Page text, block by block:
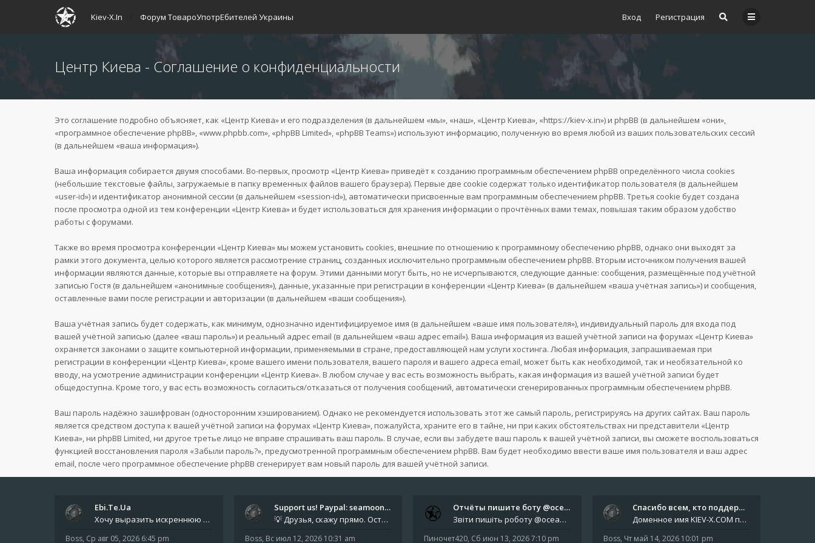
Вход Регистрация
Kiev-X.In Форум ТовароУпотрЕбителей Украины
Центр Киева - Соглашение о конфиденциальности
Это соглашение подробно объясняет, как «Центр Киева» и его подразделения (в дальнейшем «мы», «наш», «Центр Киева», «https://kiev-x.in») и phpBB (в дальнейшем «они»,
«программное обеспечение phpBB», «www.phpbb.com», «phpBB Limited», «phpBB Teams») используют информацию, полученную во время любой из ваших пользовательских сессий
(в дальнейшем «ваша информация»).
Ваша информация собирается двумя способами. Во-первых, просмотр «Центр Киева» приведёт к созданию программным обеспечением phpBB определённого числа cookies
(небольшие текстовые файлы, загружаемые в папку временных файлов вашего браузера). Первые две cookie содержат только идентификатор пользователя (в дальнейшем
«user-id») и идентификатор анонимной сессии (в дальнейшем «session-id»), автоматически присвоенные вам программным обеспечением phpBB. Третья cookie будет создана
после просмотра одной из тем конференции «Центр Киева» и будет использоваться для хранения информации о прочтённых вами темах, повышая таким образом удобство
работы с форумами.
Также во время просмотра конференции «Центр Киева» мы можем установить cookies, внешние по отношению к программному обеспечению phpBB, однако они выходят за
рамки этого документа, целью которого является рассмотрение страниц, созданных исключительно программным обеспечением phpBB. Вторым источником получения вашей
информации являются данные, которые вы отправляете на форум. Этими данными могут быть, но не исчерпываются, следующие данные: сообщения, размещённые под учётной
записью Гостя (в дальнейшем «анонимные сообщения»), данные, указанные при регистрации в конференции «Центр Киева» (в дальнейшем «ваша учётная запись») и сообщения,
оставленные вами после регистрации и авторизации (в дальнейшем «ваши сообщения»).
Ваша учётная запись будет содержать, как минимум, однозначно идентифицируемое имя (в дальнейшем «ваше имя пользователя»), индивидуальный пароль для входа под
вашей учётной записью (далее «ваш пароль») и реальный адрес email (в дальнейшем «ваш адрес email»). Ваша информация из вашей учётной записи на форумах «Центр Киева»
охраняется законами о защите компьютерной информации, применяемыми в стране, предоставляющей нам услуги хостинга. Любая информация, запрашиваемая при
регистрации в конференции «Центр Киева», кроме вашего имени пользователя, вашего пароля и вашего адреса email, может быть как необходимой, так и необязательной ко
вводу, на усмотрение администрации конференции «Центр Киева». В любом случае у вас есть возможность выбрать, какая информация из вашей учётной записи будет
общедоступна. Кроме того, у вас есть возможность согласиться/отказаться от получения сообщений, автоматически сгенерированных программным обеспечением phpBB.
Ваш пароль надёжно зашифрован (односторонним хэшированием). Однако не рекомендуется использовать этот же самый пароль, регистрируясь на других сайтах. Ваш пароль
является средством доступа к вашей учётной записи на форумах «Центр Киева», пожалуйста, храните его в тайне, ни при каких обстоятельствах ни представители «Центр
Киева», ни phpBB Limited, ни другое третье лицо не вправе спрашивать ваш пароль. В случае, если вы забудете ваш пароль к вашей учётной записи, вы сможете воспользоваться
функцией восстановления пароля «Забыли пароль?», предусмотренной программным обеспечением phpBB. Вам будет необходимо ввести ваше имя пользователя и ваш адрес
email, после чего программное обеспечение phpBB сгенерирует вам новый пароль для вашей учётной записи.
Ebi.Te.Ua
Хочу выразить искреннюю благодарность всем анонимным пользователям, которые поддержали наше сообщество финансово. Благод
Boss, Ср авг 05, 2026 6:45 pm
Support us! Paypal: seamoonpa…
💡 Друзья, скажу прямо. Осталось мало времени. За это время нам нужно закрыть последние обязательные расходы: около 500
Boss, Вс июл 12, 2026 10:31 am
Отчёты пишите боту @oceanfish…
Звіти пишіть роботу @oceanfishbotbot Друзі, важливе повідомлення для учасників форума. Основне звернення опублікован
Пиночет420, Сб июн 13, 2026 7:10 pm
Спасибо всем, кто поддерживае…
Доменное имя KIEV-X.COM продлено до третьей декады августа 2027 года! Спасибо всем анонимным пользователям, которые по
Boss, Чт май 14, 2026 10:01 pm